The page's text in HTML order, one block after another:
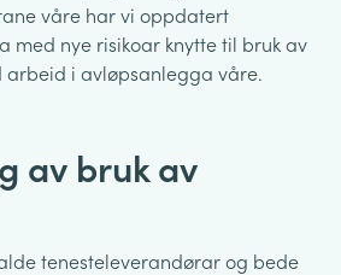
våre har vi oppdatert
med nye risikoar knytte til bruk av
arbeid i avløpsanlegga våre.
av bruk av
tenesteleverandørar og bede